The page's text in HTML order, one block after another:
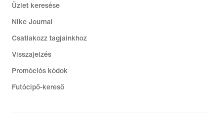
Üzlet keresése
Nike Journal
Csatlakozz tagjainkhoz
Visszajelzés
Promóciós kódok
Futócipő-kereső